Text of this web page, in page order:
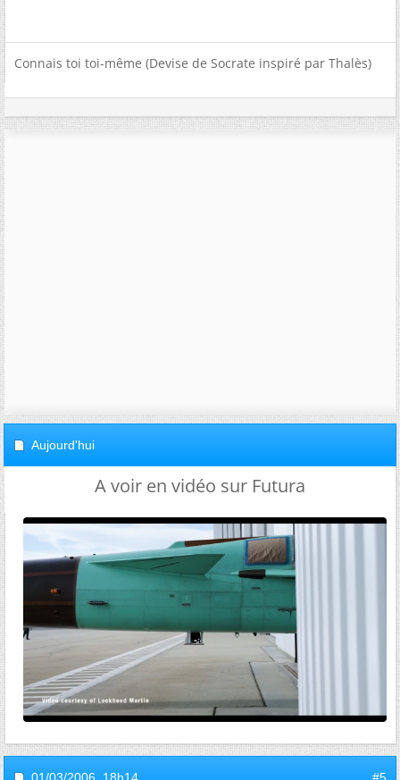
Connais toi toi-même (Devise de Socrate inspiré par Thalès)
Aujourd'hui
A voir en vidéo sur Futura